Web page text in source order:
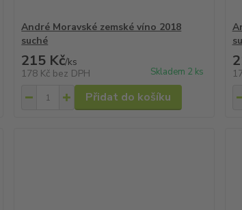
André Moravské zemské víno 2018
suché
215 Kč/ks
178 Kč bez DPH Skladem 2 ks
Přidat do košíku